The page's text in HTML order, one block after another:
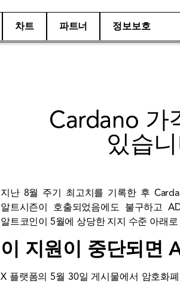
차트 파트너 정보보호
Cardano 가
있습
지난 8월 주기 최고치를 기록한 후
알트시즌이 호출되었음에도 불구하고
알트코인이 5월에 상당한 지지 수준 아래
이 지원이 중단되면
X 플랫폼의 5월 30일 게시물에서 암호화